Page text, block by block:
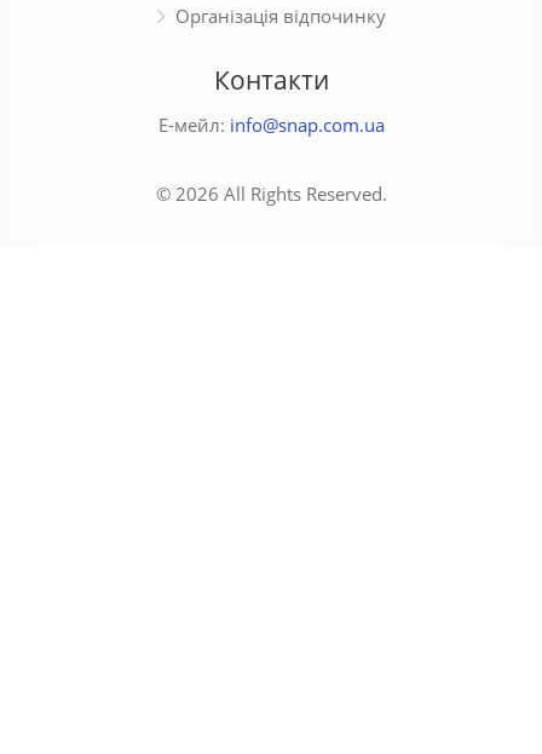
Організація відпочинку
Контакти
Е-мейл: info@snap.com.ua
© 2026 All Rights Reserved.